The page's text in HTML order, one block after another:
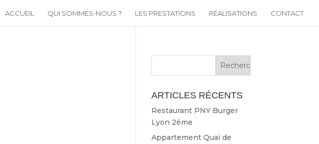
ACCUEIL QUI SOMMES-NOUS ? LES PRESTATIONS RÉALISATIONS CONTACT
ARTICLES RÉCENTS
Restaurant PNY Burger
Lyon 2éme
Appartement Quai de